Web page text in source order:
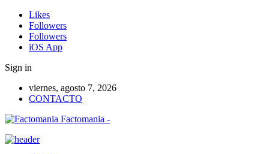
Likes
Followers
Followers
iOS App
Sign in
viernes, agosto 7, 2026
CONTACTO
Factomania -